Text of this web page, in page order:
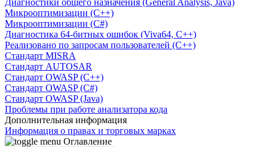
Микрооптимизации (C++)
Микрооптимизации (C#)
Диагностика 64-битных ошибок (Viva64, C++)
Реализовано по запросам пользователей (C++)
Cтандарт MISRA
Стандарт AUTOSAR
Стандарт OWASP (C++)
Стандарт OWASP (C#)
Стандарт OWASP (Java)
Проблемы при работе анализатора кода
Дополнительная информация
Информация о правах и торговых марках
Оглавление